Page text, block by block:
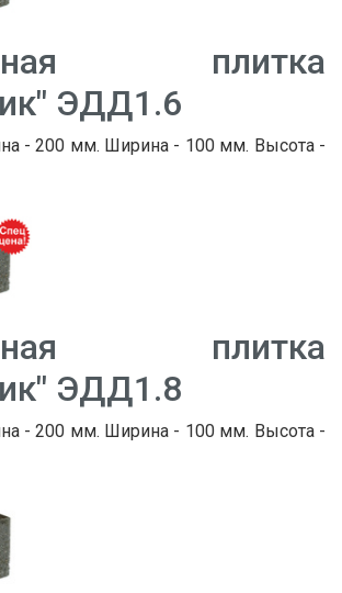
плитка
ЭДД1.6
- 200 мм. Ширина - 100 мм. Высота -
плитка
ЭДД1.8
- 200 мм. Ширина - 100 мм. Высота -